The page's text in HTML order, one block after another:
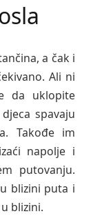
a čak i
Ali ni
da uklopite
spavaju
Takođe im
napolje i
putovanju.
blizini puta i
blizini.